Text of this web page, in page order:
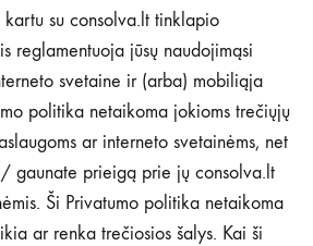
su consolva.lt tinklapio
reglamentuoja jūsų naudojimąsi
svetaine ir (arba) mobiliąja
politika netaikoma jokioms trečiųjų
ar interneto svetainėms, net
gaunate prieigą prie jų consolva.lt
Ši Privatumo politika netaikoma
ar renka trečiosios šalys. Kai ši